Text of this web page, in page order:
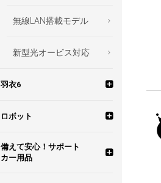
イブレコーダー
リアカメラ
コーダー
駐車監視機能 標準搭
載
4K画質
別格の夜間記録！「暗
無線LAN搭載モデル
新型光オービス対応
羽衣6
霧島レイ
霧島レイ ポータブル
カーナビ
富士サクラ
ロボット
見守りロボット ユピ坊
備えて安心！サポート
カー用品